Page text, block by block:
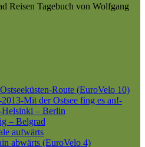
Reisen Tagebuch von Wolfgang
Route (EuroVelo 10)
2013-Mit der Ostsee fing es an!-
Helsinki – Berlin
– Belgrad
aufwärts
abwärts (EuroVelo 4)